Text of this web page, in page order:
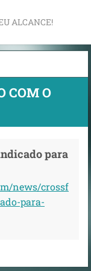
ALCANCE!
COM O
para
news/crossf
para-